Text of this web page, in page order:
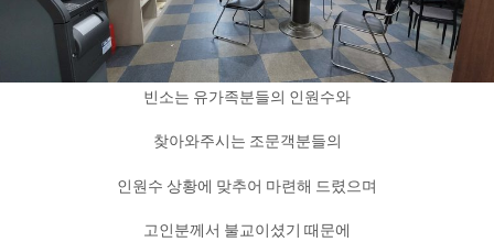
빈소는 유가족분들의 인원수와
찾아와주시는 조문객분들의
인원수 상황에 맞추어 마련해 드렸으며
고인분께서 불교이셨기 때문에